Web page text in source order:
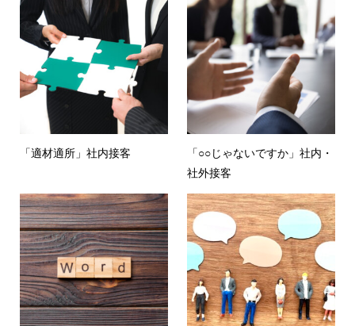
「適材適所」社内接客
「○○じゃないですか」社内・
社外接客